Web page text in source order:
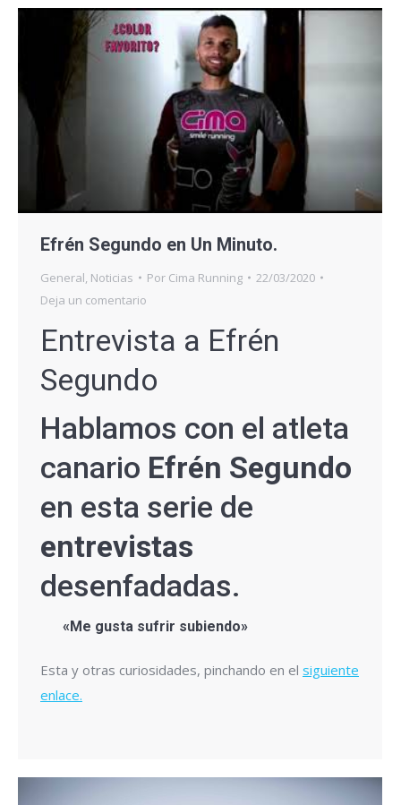
Efrén Segundo en Un Minuto.
General, Noticias Por Cima Running
22/03/2020
Deja un comentario
Entrevista a Efrén
Segundo
Hablamos con el atleta
canario Efrén Segundo
en esta serie de
entrevistas
desenfadadas.
«Me gusta sufrir subiendo»
Esta y otras curiosidades, pinchando en el siguiente
enlace.